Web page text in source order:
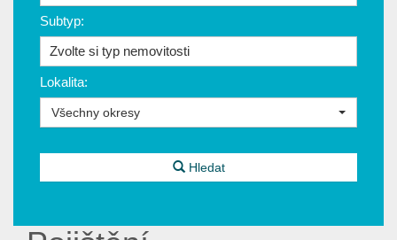
Subtyp:
Zvolte si typ nemovitosti
Lokalita:
Všechny okresy
Hledat